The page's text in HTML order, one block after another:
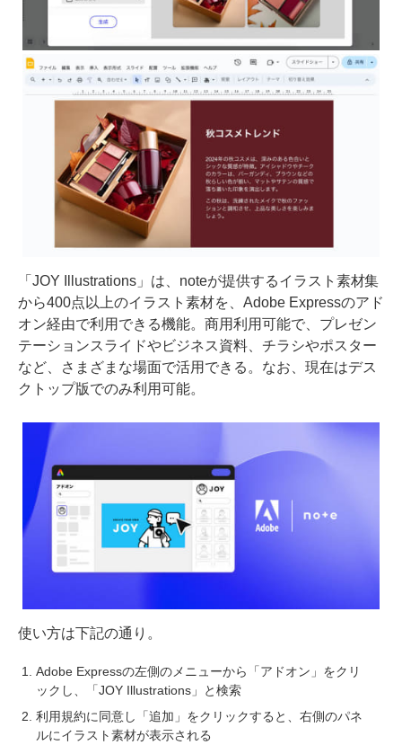
「JOY Illustrations」は、noteが提供するイラスト素材集
から400点以上のイラスト素材を、Adobe Expressのアド
オン経由で利用できる機能。商用利用可能で、プレゼン
テーションスライドやビジネス資料、チラシやポスター
など、さまざまな場面で活用できる。なお、現在はデス
クトップ版でのみ利用可能。
使い方は下記の通り。
Adobe Expressの左側のメニューから「アドオン」をクリ
ックし、「JOY Illustrations」と検索
利用規約に同意し「追加」をクリックすると、右側のパネ
ルにイラスト素材が表示される